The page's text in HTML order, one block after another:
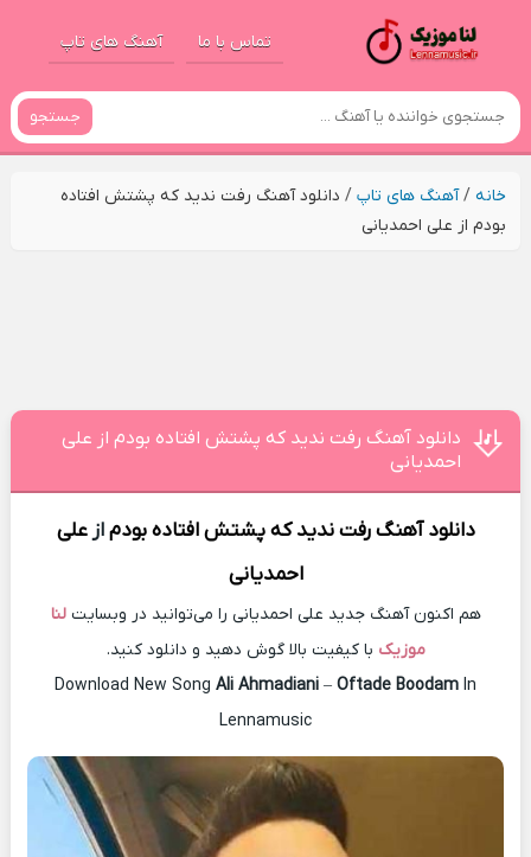
تماس با ما آهنگ های تاپ
جستجو
خانه/آهنگ های تاپ/ دانلود آهنگ رفت ندید که پشتش افتاده
بودم از علی احمدیانی
دانلود آهنگ رفت ندید که پشتش افتاده بودم از علی
احمدیانی
دانلود آهنگ رفت ندید که پشتش افتاده بودمازعلی
احمدیانی
هم اکنون آهنگ جدید علی احمدیانی را می‌توانید در وبسایتلنا
موزیک با کیفیت بالا گوش دهید و دانلود کنید.
Download New Song Ali Ahmadiani – Oftade Boodam In
Lennamusic